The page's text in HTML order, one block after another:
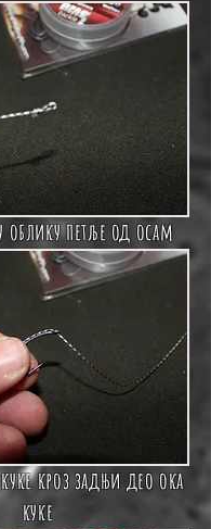
облику петље од осам
куке кроз задњи део ока
куке